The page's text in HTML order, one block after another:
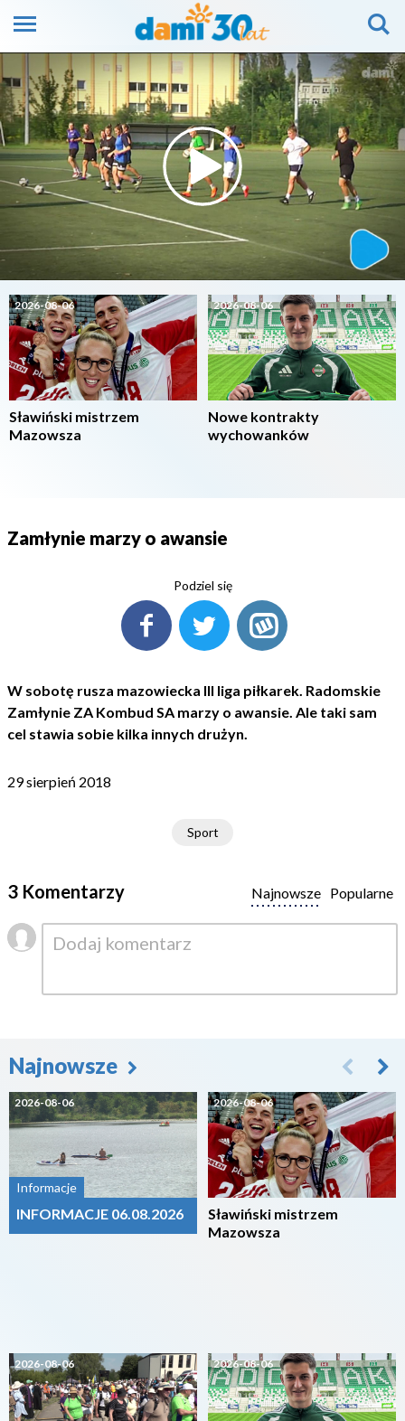
2026-08-06
Sławiński mistrzem
Mazowsza
2026-08-06
Nowe kontrakty
wychowanków
Zamłynie marzy o awansie
Podziel się
W sobotę rusza mazowiecka III liga piłkarek. Radomskie
Zamłynie ZA Kombud SA marzy o awansie. Ale taki sam
cel stawia sobie kilka innych drużyn.
29 sierpień 2018
Sport
3 Komentarzy Popularne
Najnowsze
Najnowsze
2026-08-06
Informacje
INFORMACJE 06.08.2026
2026-08-06
2026-08-06
Sławiński mistrzem
Mazowsza
2026-08-06